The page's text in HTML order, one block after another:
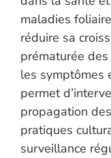
maladies
réduire sa
prématurée
les symptômes
permet
propagation
pratiques
surveillance